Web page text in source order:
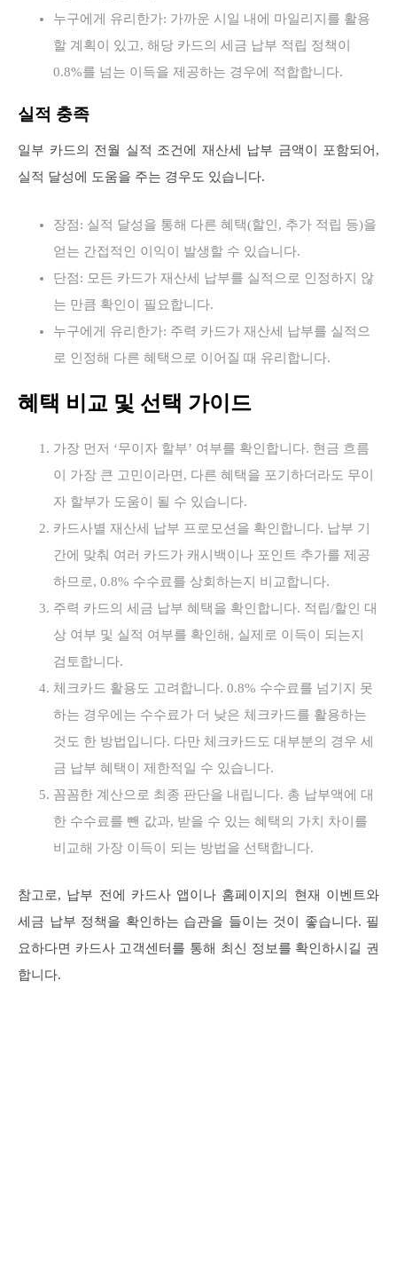
누구에게 유리한가: 가까운 시일 내에 마일리지를 활용
할 계획이 있고, 해당 카드의 세금 납부 적립 정책이
0.8%를 넘는 이득을 제공하는 경우에 적합합니다.
실적 충족
일부 카드의 전월 실적 조건에 재산세 납부 금액이 포함되어,
실적 달성에 도움을 주는 경우도 있습니다.
장점: 실적 달성을 통해 다른 혜택(할인, 추가 적립 등)을
얻는 간접적인 이익이 발생할 수 있습니다.
단점: 모든 카드가 재산세 납부를 실적으로 인정하지 않
는 만큼 확인이 필요합니다.
누구에게 유리한가: 주력 카드가 재산세 납부를 실적으
로 인정해 다른 혜택으로 이어질 때 유리합니다.
혜택 비교 및 선택 가이드
가장 먼저 ‘무이자 할부’ 여부를 확인합니다. 현금 흐름
이 가장 큰 고민이라면, 다른 혜택을 포기하더라도 무이
자 할부가 도움이 될 수 있습니다.
카드사별 재산세 납부 프로모션을 확인합니다. 납부 기
간에 맞춰 여러 카드가 캐시백이나 포인트 추가를 제공
하므로, 0.8% 수수료를 상회하는지 비교합니다.
주력 카드의 세금 납부 혜택을 확인합니다. 적립/할인 대
상 여부 및 실적 여부를 확인해, 실제로 이득이 되는지
검토합니다.
체크카드 활용도 고려합니다. 0.8% 수수료를 넘기지 못
하는 경우에는 수수료가 더 낮은 체크카드를 활용하는
것도 한 방법입니다. 다만 체크카드도 대부분의 경우 세
금 납부 혜택이 제한적일 수 있습니다.
꼼꼼한 계산으로 최종 판단을 내립니다. 총 납부액에 대
한 수수료를 뺀 값과, 받을 수 있는 혜택의 가치 차이를
비교해 가장 이득이 되는 방법을 선택합니다.
참고로, 납부 전에 카드사 앱이나 홈페이지의 현재 이벤트와
세금 납부 정책을 확인하는 습관을 들이는 것이 좋습니다. 필
요하다면 카드사 고객센터를 통해 최신 정보를 확인하시길 권
합니다.